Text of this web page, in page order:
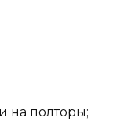
на полторы;